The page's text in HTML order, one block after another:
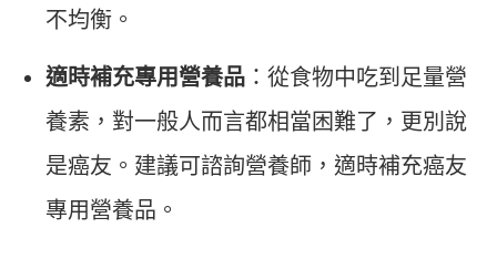
不均衡。
適時補充專用營養品 ：從食物中吃到足量營
養素，對一般人而言都相當困難了，更別說
是癌友。建議可諮詢營養師，適時補充癌友
專用營養品。